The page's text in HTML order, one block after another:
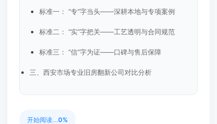
标准一： “专”字当头——深耕本地与专项案例
标准二： “实”字把关——工艺透明与合同规范
标准三： “信”字为证——口碑与售后保障
三、西安市场专业旧房翻新公司对比分析
开始阅读...0%